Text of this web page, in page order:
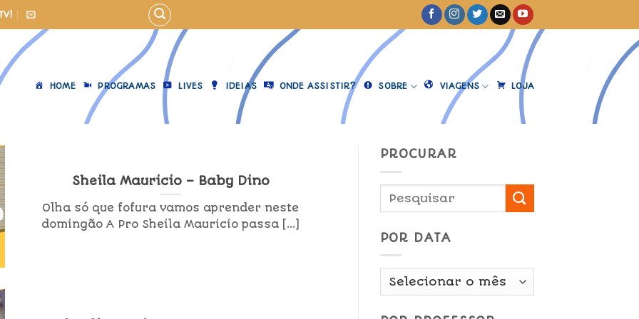
HOME PROGRAMAS LIVES IDEIAS ONDE ASSISTIR? SOBRE VIAGENS LOJA
Sheila Mauricio – Baby Dino
Olha só que fofura vamos aprender neste
domingão A Pro Sheila Mauricio passa [...]
PROCURAR
POR DATA
Por